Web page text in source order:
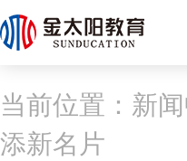
当前位置： 新
添新名片